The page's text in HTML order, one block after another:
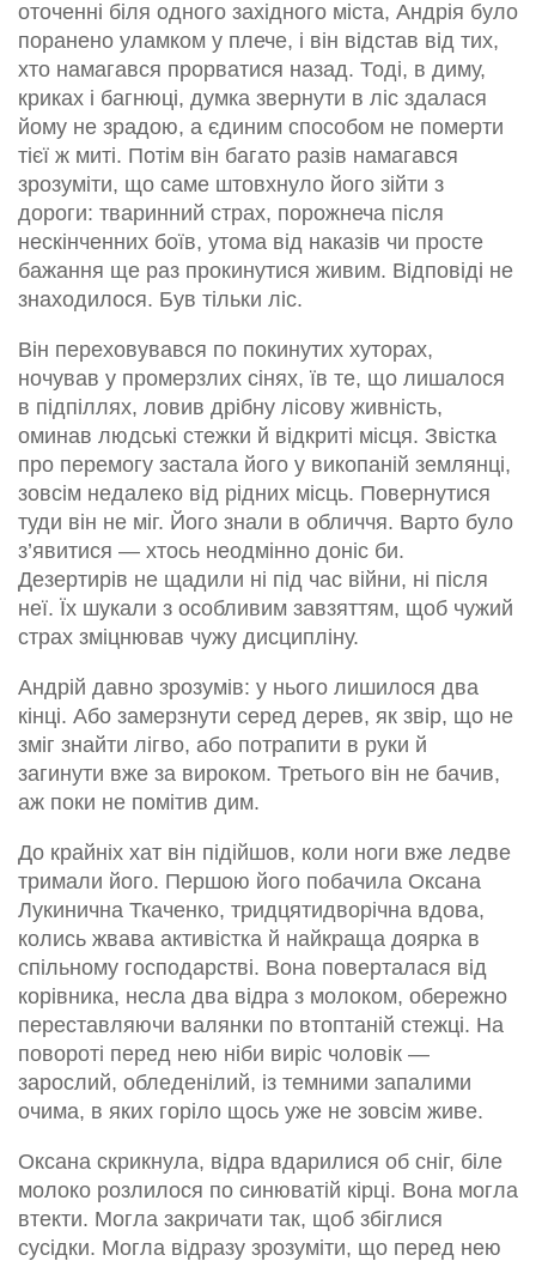
оточенні біля одного західного міста, Андрія було
поранено уламком у плече, і він відстав від тих,
хто намагався прорватися назад. Тоді, в диму,
криках і багнюці, думка звернути в ліс здалася
йому не зрадою, а єдиним способом не померти
тієї ж миті. Потім він багато разів намагався
зрозуміти, що саме штовхнуло його зійти з
дороги: тваринний страх, порожнеча після
нескінченних боїв, утома від наказів чи просте
бажання ще раз прокинутися живим. Відповіді не
знаходилося. Був тільки ліс.
Він переховувався по покинутих хуторах,
ночував у промерзлих сінях, їв те, що лишалося
в підпіллях, ловив дрібну лісову живність,
оминав людські стежки й відкриті місця. Звістка
про перемогу застала його у викопаній землянці,
зовсім недалеко від рідних місць. Повернутися
туди він не міг. Його знали в обличчя. Варто було
з’явитися — хтось неодмінно доніс би.
Дезертирів не щадили ні під час війни, ні після
неї. Їх шукали з особливим завзяттям, щоб чужий
страх зміцнював чужу дисципліну.
Андрій давно зрозумів: у нього лишилося два
кінці. Або замерзнути серед дерев, як звір, що не
зміг знайти лігво, або потрапити в руки й
загинути вже за вироком. Третього він не бачив,
аж поки не помітив дим.
До крайніх хат він підійшов, коли ноги вже ледве
тримали його. Першою його побачила Оксана
Лукинична Ткаченко, тридцятидворічна вдова,
колись жвава активістка й найкраща доярка в
спільному господарстві. Вона поверталася від
корівника, несла два відра з молоком, обережно
переставляючи валянки по втоптаній стежці. На
повороті перед нею ніби виріс чоловік —
зарослий, обледенілий, із темними запалими
очима, в яких горіло щось уже не зовсім живе.
Оксана скрикнула, відра вдарилися об сніг, біле
молоко розлилося по синюватій кірці. Вона могла
втекти. Могла закричати так, щоб збіглися
сусідки. Могла відразу зрозуміти, що перед нею